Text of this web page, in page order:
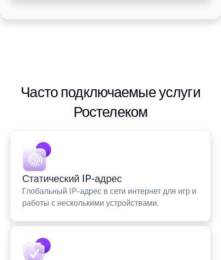
Часто подключаемые услуги
Ростелеком
Статический IP-адрес
Глобальный IP-адрес в сети интернет для игр и
работы с несколькими устройствами.